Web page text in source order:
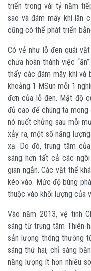
triển trong vài tỷ năm
sao và đám mây khí lân
cũng có thể phát triển
Có vẻ như lỗ đen quái
chưa hoàn thành việc
thấy các đám mây khí và
khoảng 1 MSun mỗi 1
đơn của lỗ đen. Mật độ
đủ cao để chúng ta
nó nuốt chửng sau mỗi
xảy ra, một số năng
xạ. Do đó, trung tâm
sáng hơn tất cả các
gian ngắn. Các vật thể
kéo vào. Mức độ bùng
thuộc vào khối lượng của
Vào năm 2013, vệ tinh
sáng từ trung tâm Thiên
sản lượng thông thường
sáng thứ hai, chỉ sáng
năng lượng ít hơn nhiều